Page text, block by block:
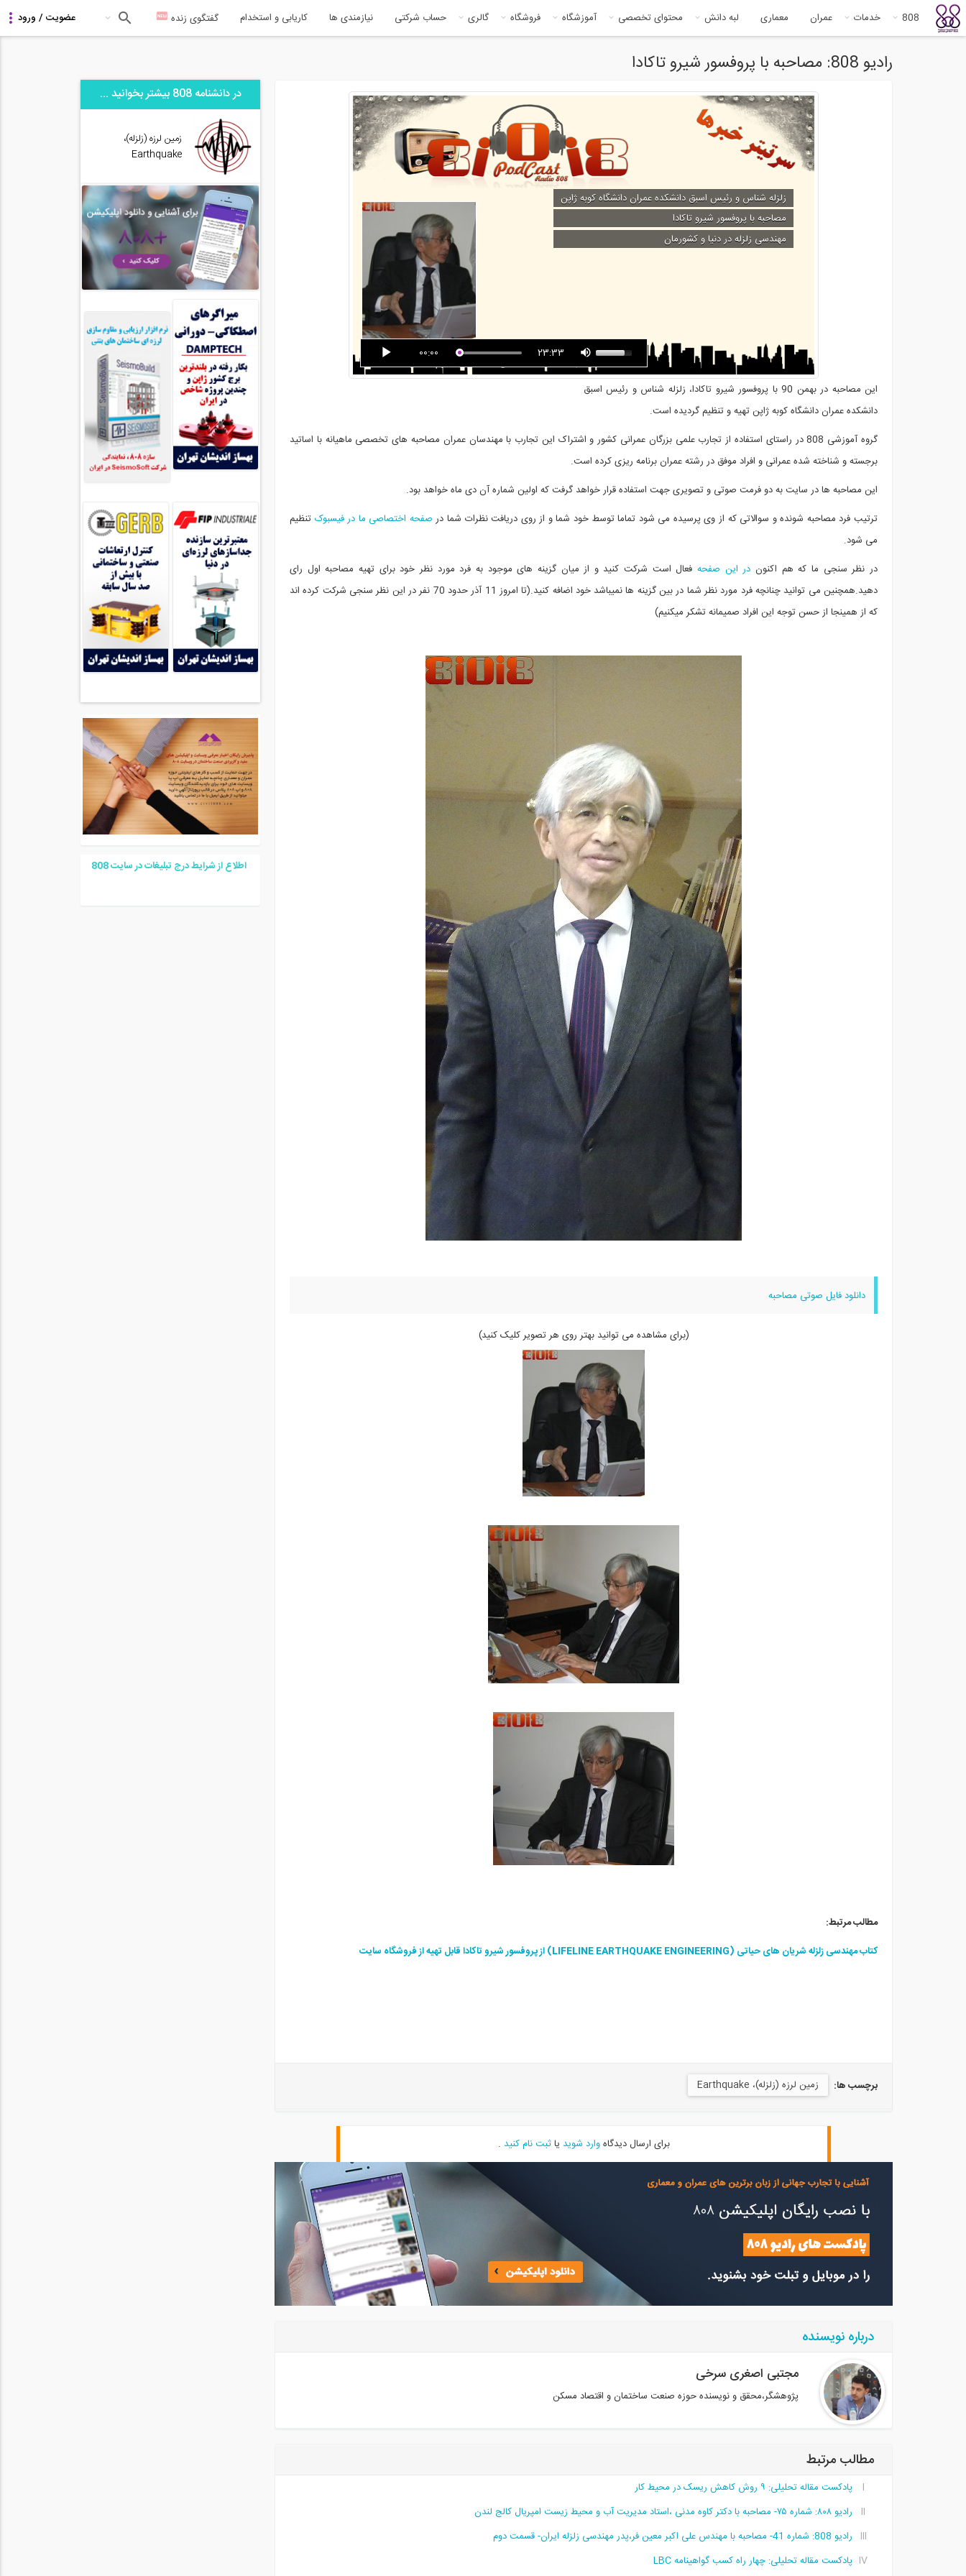
808 خدمات عمران معماری لبه دانش محتوای تخصصی آموزشگاه فروشگاه گالری حساب شرکتی نیازمندی ها کاریابی و استخدام گفتگوی زنده
رادیو 808: مصاحبه با پروفسور شیرو تاکادا
00:00 23:33
زلزله شناس و رئیس اسبق دانشکده عمران دانشگاه کوبه ژاپن
مصاحبه با پروفسور شیرو تاکادا
مهندسی زلزله در دنیا و کشورمان
این مصاحبه در بهمن 90 با پروفسور شیرو تاکادا، زلزله شناس و رئیس اسبق
دانشکده عمران دانشگاه کوبه ژاپن تهیه و تنظیم گردیده است.
گروه آموزشی 808 در راستای استفاده از تجارب علمی بزرگان عمرانی کشور و اشتراک این تجارب با مهندسان عمران مصاحبه های تخصصی ماهیانه با اساتید
برجسته و شناخته شده عمرانی و افراد موفق در رشته عمران برنامه ریزی کرده است.
این مصاحبه ها در سایت به دو فرمت صوتی و تصویری جهت استفاده قرار خواهد گرفت که اولین شماره آن دی ماه خواهد بود.
ترتیب فرد مصاحبه شونده و سوالاتی که از وی پرسیده می شود تماما توسط خود شما و از روی دریافت نظرات شما در صفحه اختصاصی ما در فیسبوک تنظیم
می شود.
در نظر سنجی ما که هم اکنون در این صفحهفعال است شرکت کنید و از میان گزینه های موجود به فرد مورد نظر خود برای تهیه مصاحبه اول رای
دهید.همچنین می توانید چنانچه فرد مورد نظر شما در بین گزینه ها نمیباشد خود اضافه کنید.(تا امروز 11 آذر حدود 70 نفر در این نظر سنجی شرکت کرده اند
که از همینجا از حسن توجه این افراد صمیمانه تشکر میکنیم)
دانلود فایل صوتی مصاحبه
(برای مشاهده می توانید بهتر روی هر تصویر کلیک کنید)
مطالب مرتبط:
کتابمهندسی زلزله شریان های حیاتی (LIFELINE EARTHQUAKE ENGINEERING) از پروفسور شیرو تاکادا قابل تهیه از فروشگاه سایت
برچسب ها: زمین لرزه (زلزله)، Earthquake
برای ارسال دیدگاهوارد شوید یاثبت نام کنید .
درباره نویسنده
مجتبی اصغری سرخی
پژوهشگر،محقق و نویسنده حوزه صنعت ساختمان و اقتصاد مسکن
مطالب مرتبط
پادکست مقاله تحلیلی:‌ ۹ روش کاهش ریسک در محیط کار
رادیو ۸۰۸: شماره ۷۵- مصاحبه با دکتر کاوه مدنی ،استاد مدیریت آب و محیط زیست امپریال کالج لندن
رادیو 808: شماره 41- مصاحبه با مهندس علی اکبر معین فر،پدر مهندسی زلزله ایران- قسمت دوم
پادکست مقاله تحلیلی: چهار راه کسب گواهینامه LBC
در دانشنامه 808 بیشتر بخوانید ...
زمین لرزه (زلزله)،
Earthquake
اطلاع از شرایط درج تبلیغات در سایت 808